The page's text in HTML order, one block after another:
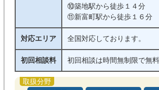
⑩築地駅から徒歩１４分
⑪新富町駅から徒歩１６分
対応エリア 全国対応しております。
初回相談料 初回相談は時間無制限で無料